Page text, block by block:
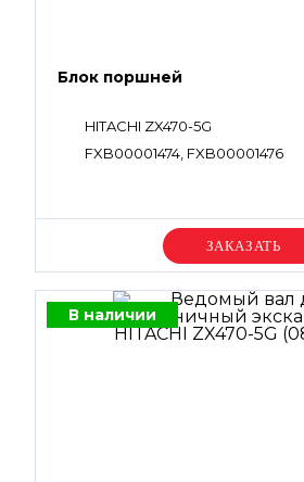
Блок поршней
HITACHI ZX470-5G
FXB00001474, FXB00001476
Уточняйте цену
В наличии